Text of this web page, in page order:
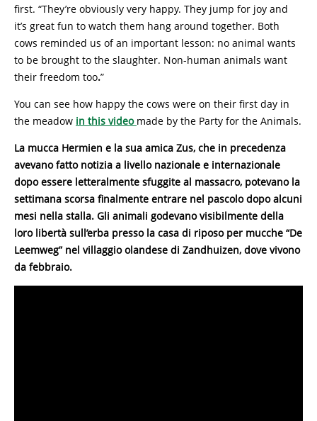
first. “They’re obviously very happy. They jump for joy and
it’s great fun to watch them hang around together. Both
cows reminded us of an important lesson: no animal wants
to be brought to the slaughter. Non-human animals want
their freedom too.”
You can see how happy the cows were on their first day in
the meadow in this video made by the Party for the Animals.
La mucca Hermien e la sua amica Zus, che in precedenza
avevano fatto notizia a livello nazionale e internazionale
dopo essere letteralmente sfuggite al massacro, potevano la
settimana scorsa finalmente entrare nel pascolo dopo alcuni
mesi nella stalla. Gli animali godevano visibilmente della
loro libertà sull’erba presso la casa di riposo per mucche “De
Leemweg” nel villaggio olandese di Zandhuizen, dove vivono
da febbraio.